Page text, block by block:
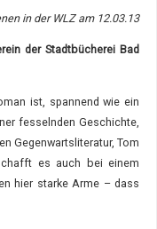
in der WLZ am 12.03.13
der Stadtbücherei Bad
ist, spannend wie ein
fesselnden Geschichte,
Gegenwartsliteratur, Tom
es auch bei einem
hier starke Arme – dass